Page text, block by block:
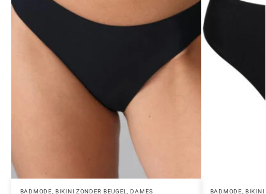
BADMODE ,BIKINI ZONDER BEUGEL ,DAMES BADMODE ,BIKINI